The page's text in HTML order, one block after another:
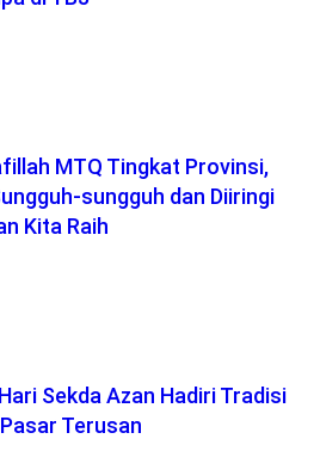
MTQ Tingkat Provinsi,
sungguh dan Diiringi
Kita Raih
Sekda Azan Hadiri Tradisi
Terusan